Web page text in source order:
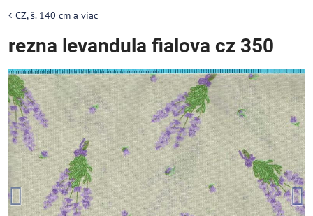
CZ, š. 140 cm a viac
rezna levandula fialova cz 350